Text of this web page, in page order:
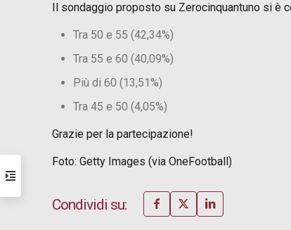
Il sondaggio proposto su Zerocinquantuno si è
Tra 50 e 55 (42,34%)
Tra 55 e 60 (40,09%)
Più di 60 (13,51%)
Tra 45 e 50 (4,05%)
Grazie per la partecipazione!
Foto: Getty Images (via OneFootball)
Condividi su: